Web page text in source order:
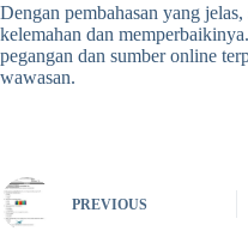
Dengan pembahasan yang
kelemahan dan
pegangan dan sumber online
wawasan.
PREVIOUS